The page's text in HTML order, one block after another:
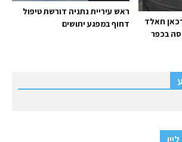
ראש עיריית נתניה דורשת טיפול
דחוף במפגע יתושים
חאלד
בכפר